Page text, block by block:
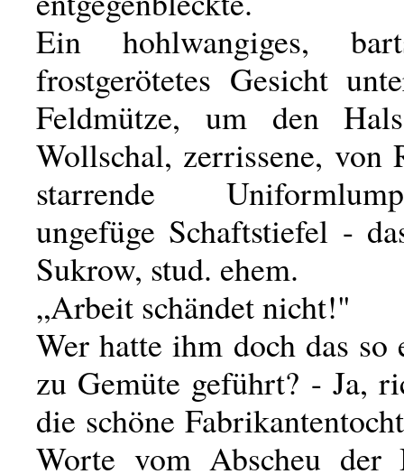
Ein hohlwangiges,
frostgerötetes Gesicht
Feldmütze, um den
Wollschal, zerrissene, von
starrende
ungefüge Schaftstiefel -
Sukrow, stud. ehem.
„Arbeit schändet nicht!"
Wer hatte ihm doch das
zu Gemüte geführt? - Ja,
die schöne
Worte vom Abscheu der